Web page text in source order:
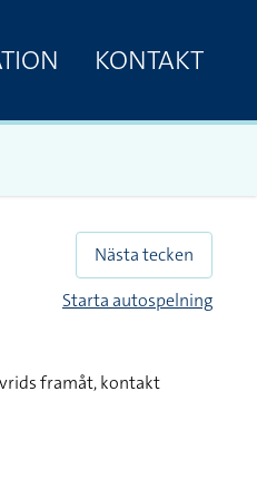
KONTAKT
Nästa tecken
Starta autospelning
framåt, kontakt